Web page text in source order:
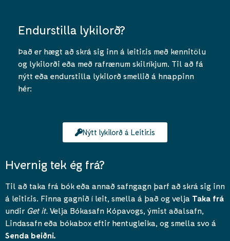
Endurstilla lykilorð?
Það er hægt að skrá sig inn á leitir.is með kennitölu
og lykilorði eða með rafrænum skilríkjum. Til að fá
nýtt eða endurstilla lykilorð smellið á hnappinn
hér:
Nýtt lykilorð á Leitir.is
Hvernig tek ég frá?
Til að taka frá bók eða annað safngagn þarf að skrá sig inn
á leitir.is. Finna gagnið í leit, smella á það og velja Taka frá
undir Get it. Velja Bókasafn Kópavogs, ýmist aðalsafn,
Lindasafn eða bókabox eftir hentugleika, og smella svo á
Senda beiðni.